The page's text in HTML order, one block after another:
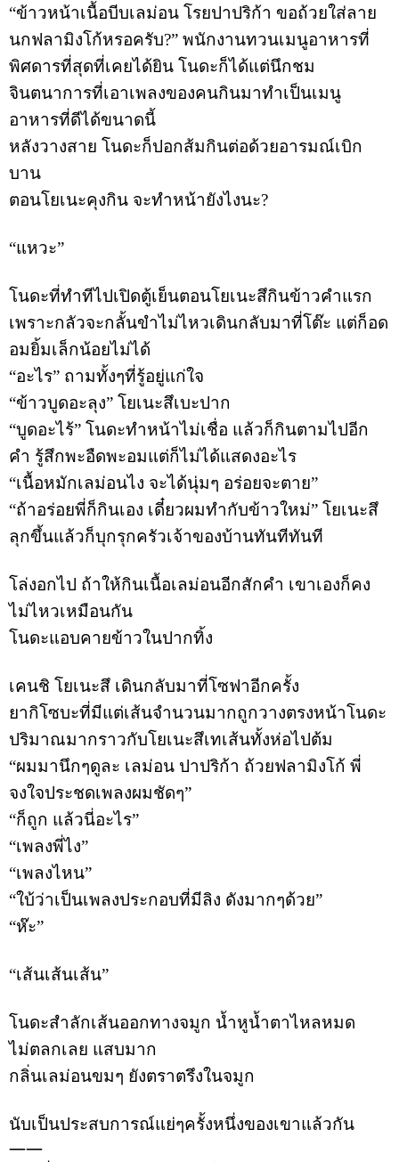
“ข้าวหน้าเนื้อบีบเลม่อน โรยปาปริก้า ขอถ้วยใส่ลาย
นกฟลามิงโก้หรอครับ?” พนักงานทวนเมนูอาหารที่
พิศดารที่สุดที่เคยได้ยิน โนดะก็ได้แต่นึกชม
จินตนาการที่เอาเพลงของคนกินมาทำเป็นเมนู
อาหารที่ดีได้ขนาดนี้
หลังวางสาย โนดะก็ปอกส้มกินต่อด้วยอารมณ์เบิก
บาน
ตอนโยเนะคุงกิน จะทำหน้ายังไงนะ?
“แหวะ”
โนดะที่ทำทีไปเปิดตู้เย็นตอนโยเนะสึกินข้าวคำแรก
เพราะกลัวจะกลั้นขำไม่ไหวเดินกลับมาที่โต๊ะ แต่ก็อด
อมยิ้มเล็กน้อยไม่ได้
“อะไร” ถามทั้งๆที่รู้อยู่แก่ใจ
“ข้าวบูดอะลุง” โยเนะสึเบะปาก
“บูดอะไร้” โนดะทำหน้าไม่เชื่อ แล้วก็กินตามไปอีก
คำ รู้สึกพะอืดพะอมแต่ก็ไม่ได้แสดงอะไร
“เนื้อหมักเลม่อนไง จะได้นุ่มๆ อร่อยจะตาย”
“ถ้าอร่อยพี่ก็กินเอง เดี๋ยวผมทำกับข้าวใหม่” โยเนะสึ
ลุกขึ้นแล้วก็บุกรุกครัวเจ้าของบ้านทันทีทันที
โล่งอกไป ถ้าให้กินเนื้อเลม่อนอีกสักคำ เขาเองก็คง
ไม่ไหวเหมือนกัน
โนดะแอบคายข้าวในปากทิ้ง
เคนชิ โยเนะสึ เดินกลับมาที่โซฟาอีกครั้ง
ยากิโซบะที่มีแต่เส้นจำนวนมากถูกวางตรงหน้าโนดะ
ปริมาณมากราวกับโยเนะสึเทเส้นทั้งห่อไปต้ม
“ผมมานึกๆดูละ เลม่อน ปาปริก้า ถ้วยฟลามิงโก้ พี่
จงใจประชดเพลงผมชัดๆ”
“ก็ถูก แล้วนี่อะไร”
“เพลงพี่ไง”
“เพลงไหน”
“ใบ้ว่าเป็นเพลงประกอบที่มีลิง ดังมากๆด้วย”
“ห๊ะ”
“เส้นเส้นเส้น”
โนดะสำลักเส้นออกทางจมูก น้ำหูน้ำตาไหลหมด
ไม่ตลกเลย แสบมาก
กลิ่นเลม่อนขมๆ ยังตราตรึงในจมูก
นับเป็นประสบการณ์แย่ๆครั้งหนึ่งของเขาแล้วกัน
——